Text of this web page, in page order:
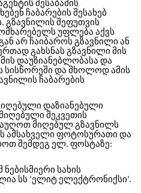
შესაბამის
ჩაბარების შესახებ
. გზავნილის შეფუთვის
უფლება აქვს
არ ჩაიბაროს გზავნილი ან
გახსნას გზავნილი მის
დაუზიანებლობასა და
და მხოლოდ ამის
ჩაბარების
დაზიანებული
შეკვეთის
მიღებულ გზავნილს
ამსახველი ფოტოსურათი და
შემდეგ ელ. ფოსტაზე:
სახის
სს ‘ელიტ ელექტრონიქსი’.